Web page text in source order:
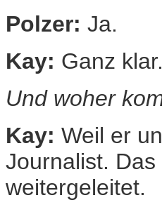
Polzer: Ja.
Kay: Ganz klar.
Und woher
Kay: Weil er
Journalist.
weitergeleitet.